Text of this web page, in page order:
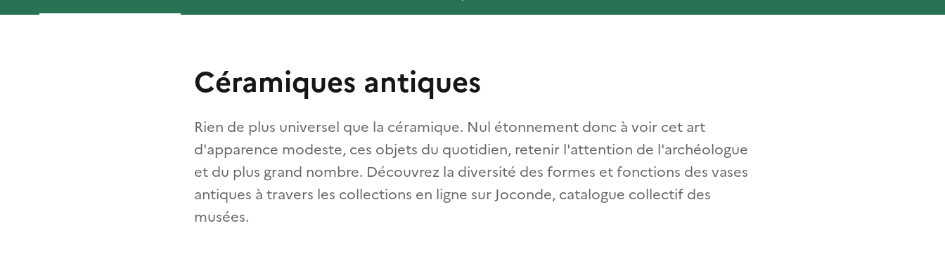
Céramiques antiques
Rien de plus universel que la céramique. Nul étonnement donc à voir cet art
d'apparence modeste, ces objets du quotidien, retenir l'attention de l'archéologue
et du plus grand nombre. Découvrez la diversité des formes et fonctions des vases
antiques à travers les collections en ligne sur Joconde, catalogue collectif des
musées.